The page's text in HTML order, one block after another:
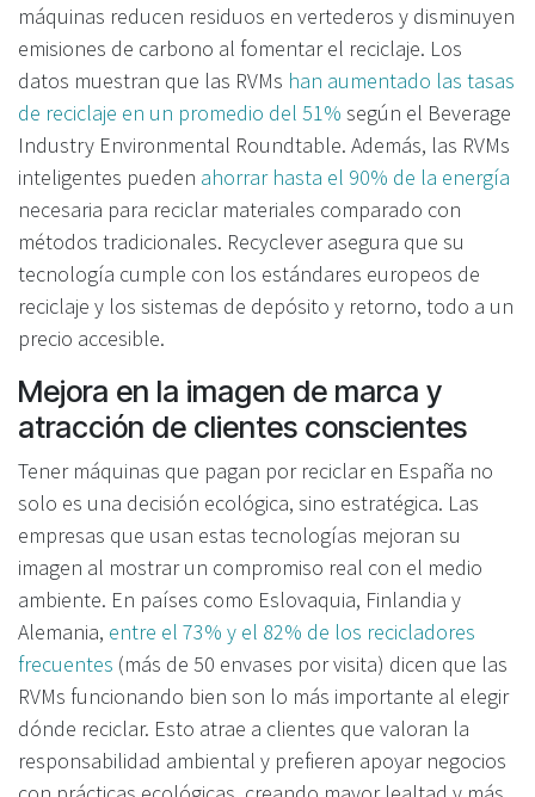
máquinas reducen residuos en vertederos y disminuyen
emisiones de carbono al fomentar el reciclaje. Los
datos muestran que las RVMs han aumentado las tasas
de reciclaje en un promedio del 51% según el Beverage
Industry Environmental Roundtable. Además, las RVMs
inteligentes pueden ahorrar hasta el 90% de la energía
necesaria para reciclar materiales comparado con
métodos tradicionales. Recyclever asegura que su
tecnología cumple con los estándares europeos de
reciclaje y los sistemas de depósito y retorno, todo a un
precio accesible.
Mejora en la imagen de marca y
atracción de clientes conscientes
Tener máquinas que pagan por reciclar en España no
solo es una decisión ecológica, sino estratégica. Las
empresas que usan estas tecnologías mejoran su
imagen al mostrar un compromiso real con el medio
ambiente. En países como Eslovaquia, Finlandia y
Alemania, entre el 73% y el 82% de los recicladores
frecuentes (más de 50 envases por visita) dicen que las
RVMs funcionando bien son lo más importante al elegir
dónde reciclar. Esto atrae a clientes que valoran la
responsabilidad ambiental y prefieren apoyar negocios